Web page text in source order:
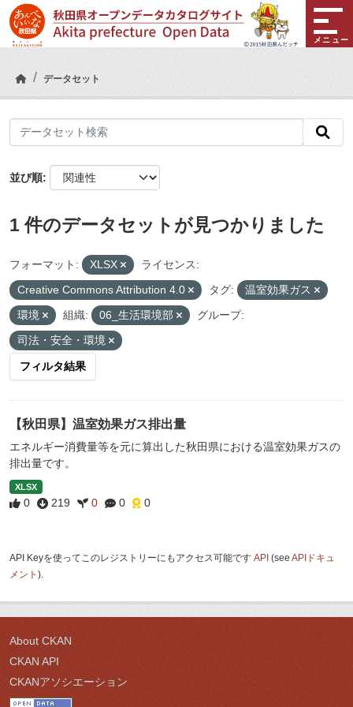
Skip to main content
メニュー
データセット
並び順
1 件のデータセットが見つかりました
フォーマット: XLSX
ライセンス:
Creative Commons Attribution 4.0
タグ:
温室効果ガス
環境
組織: 06_生活環境部
グループ:
司法・安全・環境
フィルタ結果
【秋田県】温室効果ガス排出量
エネルギー消費量等を元に算出した秋田県における温室効果ガスの
排出量です。
XLSX
0 219 0 0 0
API Keyを使ってこのレジストリーにもアクセス可能です API (see APIドキュ
メント ).
About CKAN
CKAN API
CKANアソシエーション